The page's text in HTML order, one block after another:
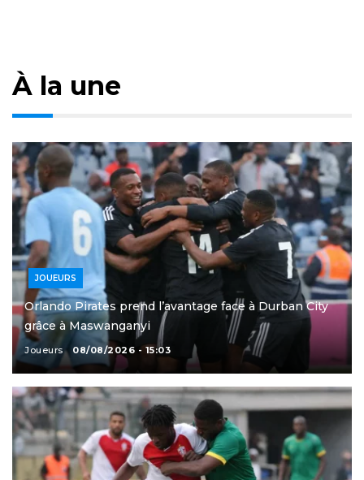
À la une
JOUEURS
Orlando Pirates prend l’avantage face à Durban City
grâce à Maswanganyi
Joueurs 08/08/2026 - 15:03